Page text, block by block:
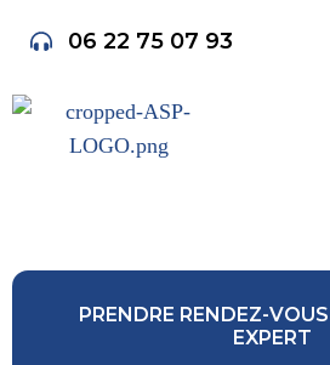
06 22 75 07 93
PRENDRE RENDEZ-
EXPERT